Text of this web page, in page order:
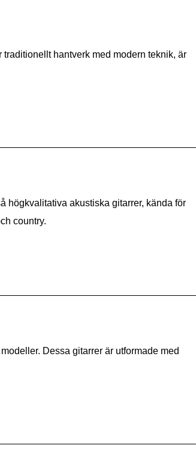
hantverk med modern teknik, är
högkvalitativa akustiska gitarrer, kända för
country.
Dessa gitarrer är utformade med